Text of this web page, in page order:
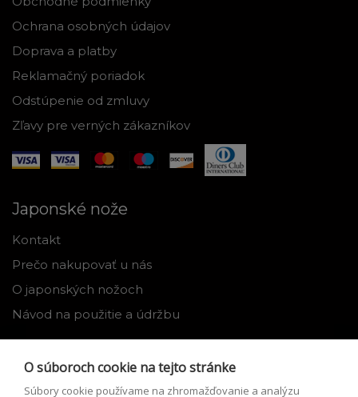
Ochrana osobných údajov
Doprava a platby
Reklamačný poriadok
Odstúpenie od zmluvy
Zľavy pre verných zákazníkov
Japonské nože
Kontakt
Prečo nakupovať u nás
O japonských nožoch
Návod na použitie a údržbu
O súboroch cookie na tejto stránke
Súbory cookie používame na zhromažďovanie a analýzu